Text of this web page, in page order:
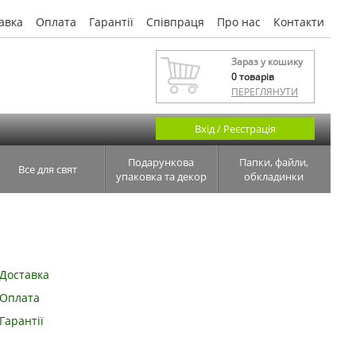
Оплата Гарантії Співпраця Про нас Контакти
Зараз у кошику
0товарів
ПЕРЕГЛЯНУТИ
Вхід / Реєстрація
Все для свят
Подарункова
упаковка та декор
Папки, файли,
обкладинки
Доставка
Оплата
Гарантії